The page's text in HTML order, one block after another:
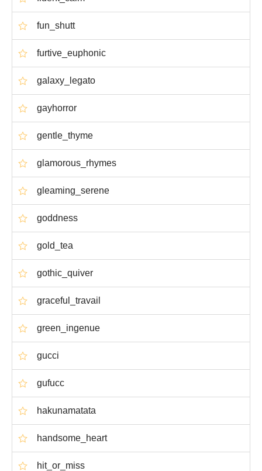
fun_shutt
furtive_euphonic
galaxy_legato
gayhorror
gentle_thyme
glamorous_rhymes
gleaming_serene
goddness
gold_tea
gothic_quiver
graceful_travail
green_ingenue
gucci
gufucc
hakunamatata
handsome_heart
hit_or_miss